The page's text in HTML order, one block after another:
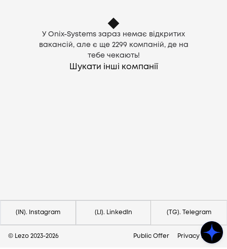
У Onix-Systems зараз немає відкритих
вакансій, але є ще 2299 компаній, де на
тебе чекають!
Шукати інші компанії
(IN). Instagram (LI). LinkedIn (TG). Telegram
© Lezo 2023-2026 Public Offer Privacy Policy